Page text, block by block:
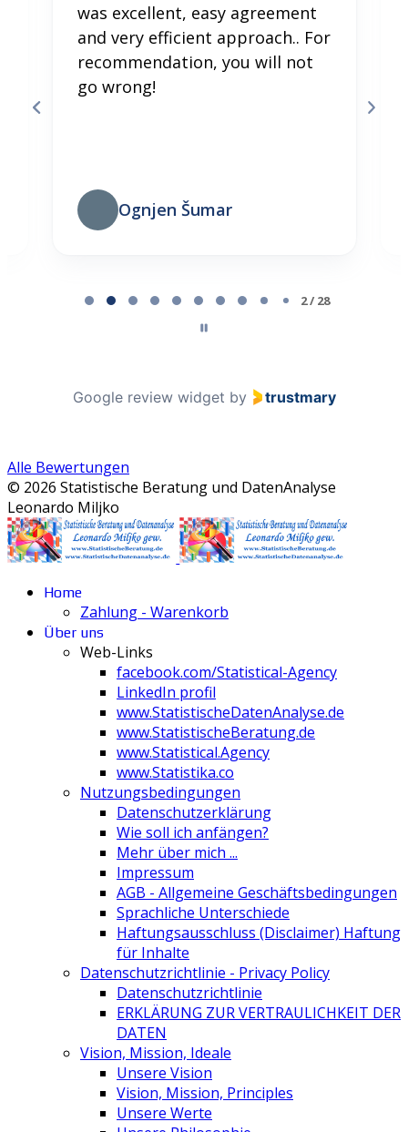
was excellent, easy agreement
and very efficient approach.. For
recommendation, you will not
go wrong!
Ognjen Šumar
2 / 28
Google review widget by trustmary
Alle Bewertungen
© 2026 Statistische Beratung und DatenAnalyse
Leonardo Miljko
Home
Zahlung - Warenkorb
Über uns
Web-Links
facebook.com/Statistical-Agency
LinkedIn profil
www.StatistischeDatenAnalyse.de
www.StatistischeBeratung.de
www.Statistical.Agency
www.Statistika.co
Nutzungsbedingungen
Datenschutzerklärung
Wie soll ich anfängen?
Mehr über mich ...
Impressum
AGB - Allgemeine Geschäftsbedingungen
Sprachliche Unterschiede
Haftungsausschluss (Disclaimer) Haftung
für Inhalte
Datenschutzrichtlinie - Privacy Policy
Datenschutzrichtlinie
ERKLÄRUNG ZUR VERTRAULICHKEIT DER
DATEN
Vision, Mission, Ideale
Unsere Vision
Vision, Mission, Principles
Unsere Werte